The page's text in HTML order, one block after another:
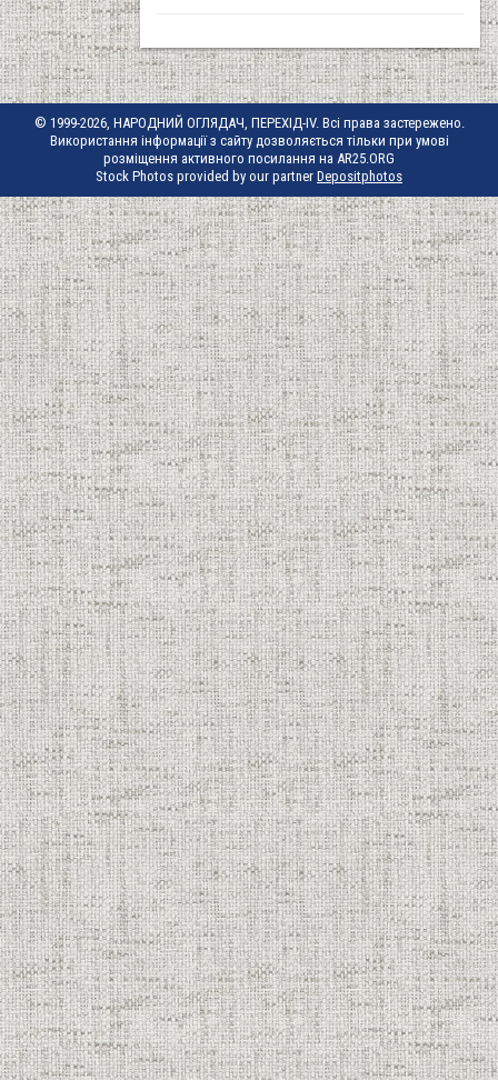
© 1999-2026, НАРОДНИЙ ОГЛЯДАЧ, ПЕРЕХІД-IV. Всі права застережено.
Використання інформації з сайту дозволяється тільки при умові
розміщення активного посилання на AR25.ORG
Stock Photos provided by our partner Depositphotos